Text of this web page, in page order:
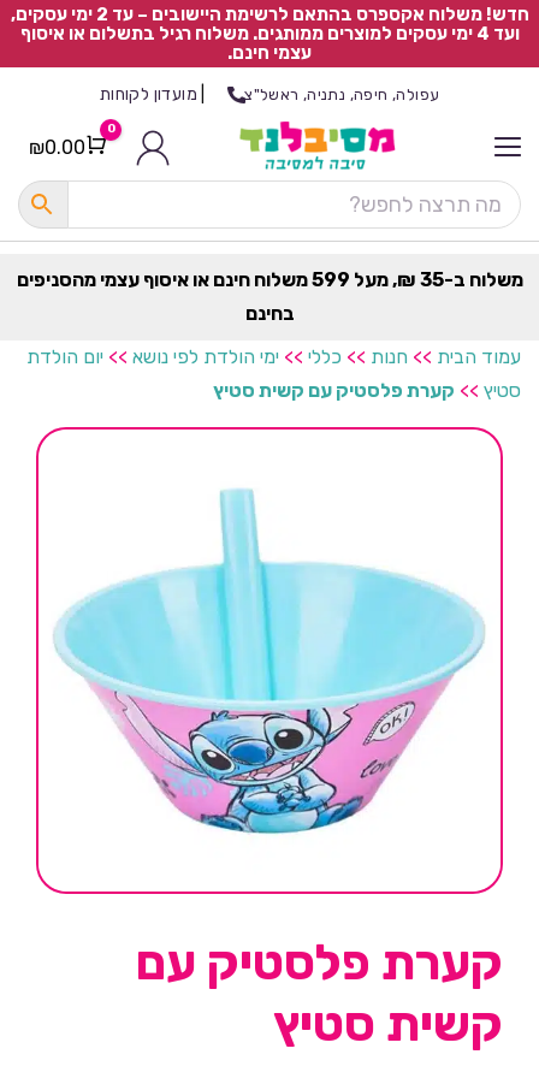
חדש! משלוח אקספרס בהתאם לרשימת היישובים – עד 2 ימי עסקים,
ועד 4 ימי עסקים למוצרים ממותגים. משלוח רגיל בתשלום או איסוף
עצמי חינם.
עפולה, חיפה, נתניה, ראשל"צ מועדון לקוחות
Cart
0
₪0.00
משלוח ב-35 ₪, מעל 599 משלוח חינם או איסוף עצמי מהסניפים
בחינם
עמוד הבית >> חנות >> כללי >> ימי הולדת לפי נושא >> יום הולדת
סטיץ >> קערת פלסטיק עם קשית סטיץ
קערת פלסטיק עם
קשית סטיץ